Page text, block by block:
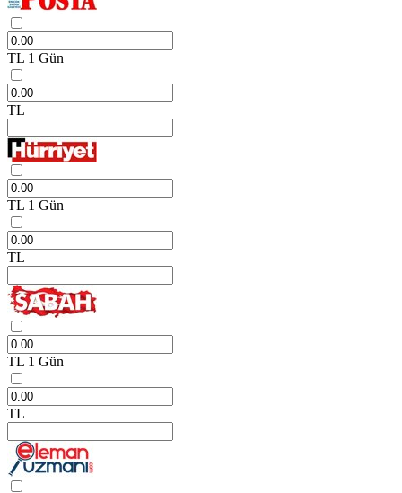
TL 1 Gün
TL
TL 1 Gün
TL
TL 1 Gün
TL